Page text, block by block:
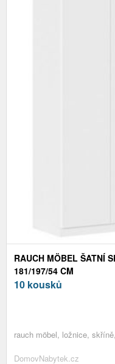
RAUCH MÖBEL ŠATNÍ
181/197/54 CM
10 kousků
rauch möbel, ložnice,
DomovNabytek.cz